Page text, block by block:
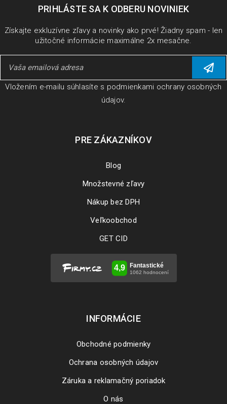
PRIHLÁSTE SA K ODBERU NOVINIEK
Získajte exkluzívne zľavy a novinky ako prvé! Žiadny spam - len
užitočné informácie maximálne 2x mesačne.
Vložením e-mailu súhlasíte s podmienkami ochrany osobných
údajov.
PRE ZÁKAZNÍKOV
Blog
Množstevné zľavy
Nákup bez DPH
Veľkoobchod
GET CID
INFORMÁCIE
Obchodné podmienky
Ochrana osobných údajov
Záruka a reklamačný poriadok
O nás